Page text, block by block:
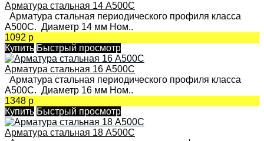
Арматура стальная 14 А500С
Арматура стальная периодического профиля класса
А500С. Диаметр 14 мм Ном..
1092 р
Купить Быстрый просмотр
Арматура стальная 16 А500С
Арматура стальная периодического профиля класса
А500С. Диаметр 16 мм Ном..
1348 р
Купить Быстрый просмотр
Арматура стальная 18 А500С